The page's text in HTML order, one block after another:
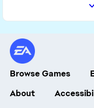
Browse Games
About